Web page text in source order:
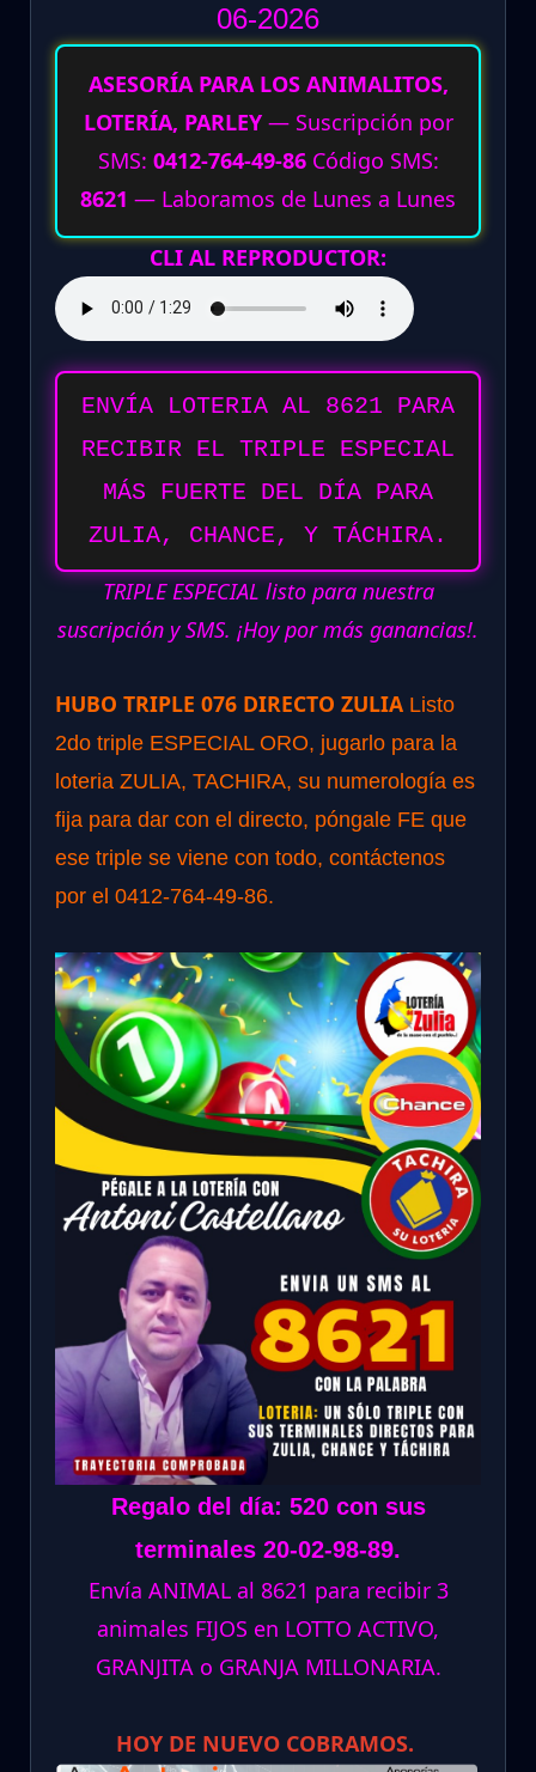
06-2026
ASESORÍA PARA LOS ANIMALITOS,
LOTERÍA, PARLEY— Suscripción por
SMS: 0412-764-49-86 Código SMS:
8621 — Laboramos de Lunes a Lunes
CLI AL REPRODUCTOR:
ENVÍA LOTERIA AL 8621 PARA
RECIBIR EL TRIPLE ESPECIAL
MÁS FUERTE DEL DÍA PARA
ZULIA, CHANCE, Y TÁCHIRA.
TRIPLE ESPECIAL listo para nuestra
suscripción y SMS. ¡Hoy por más ganancias!.
HUBO TRIPLE 076 DIRECTO ZULIA Listo
2do triple ESPECIAL ORO, jugarlo para la
loteria ZULIA, TACHIRA, su numerología es
fija para dar con el directo, póngale FE que
ese triple se viene con todo, contáctenos
por el 0412-764-49-86.
Regalo del día: 520 con sus
terminales 20-02-98-89.
Envía ANIMAL al 8621 para recibir 3
animales FIJOS en LOTTO ACTIVO,
GRANJITA o GRANJA MILLONARIA.
HOY DE NUEVO COBRAMOS.